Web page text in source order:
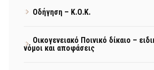
Οδήγηση – Κ.Ο.Κ.
Οικογενειακό Ποινικό δίκαιο –
νόμοι και αποφάσεις